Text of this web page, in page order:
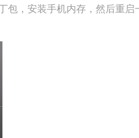
包，安装手机内存，然后重启